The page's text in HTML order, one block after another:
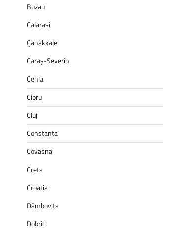
Buzau
Calarasi
Çanakkale
Caraș-Severin
Cehia
Cipru
Cluj
Constanta
Covasna
Creta
Croatia
Dâmbovița
Dobrici